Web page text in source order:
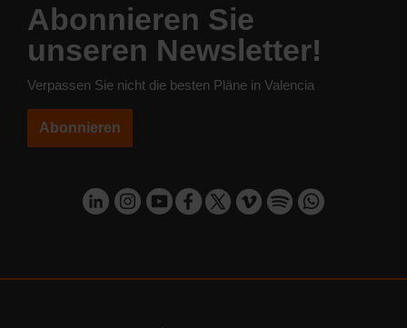
Abonnieren Sie
unseren Newsletter!
Verpassen Sie nicht die besten Pläne in Valencia
Abonnieren